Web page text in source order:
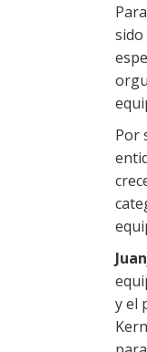
Para
Por
y el